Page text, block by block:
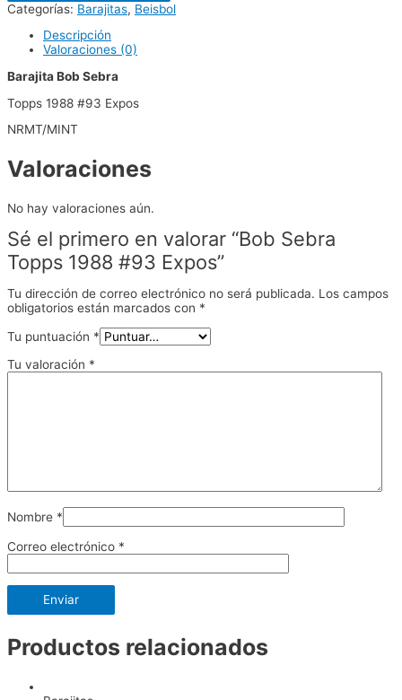
Categorías: Barajitas, Beisbol
Descripción
Valoraciones (0)
Barajita Bob Sebra
Topps 1988 #93 Expos
NRMT/MINT
Valoraciones
No hay valoraciones aún.
Sé el primero en valorar “Bob Sebra
Topps 1988 #93 Expos”
Tu dirección de correo electrónico no será publicada. Los campos
obligatorios están marcados con *
Tu puntuación *
Tu valoración *
Nombre *
Correo electrónico *
Productos relacionados